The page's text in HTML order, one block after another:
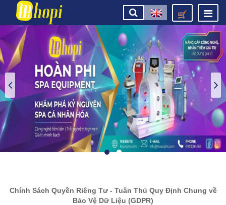
Chính Sách Quyền Riêng Tư - Tuân Thủ Quy Định Chung về
Bảo Vệ Dữ Liệu (GDPR)